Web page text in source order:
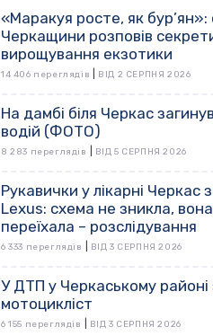
«Маракуя росте, як бур’ян»:
Черкащини розповів
вирощування екзотики
14 406 переглядів ВІД 2 СЕРПНЯ 2026
На дамбі біля Черкас
водій (ФОТО)
8 283 переглядів ВІД 5 СЕРПНЯ 2026
Рукавички у лікарні Черкас
Lexus: схема не зникла,
переїхала – розслідування
6 333 переглядів ВІД 3 СЕРПНЯ 2026
У ДТП у Черкаському районі
мотоцикліст
6 155 переглядів ВІД 3 СЕРПНЯ 2026